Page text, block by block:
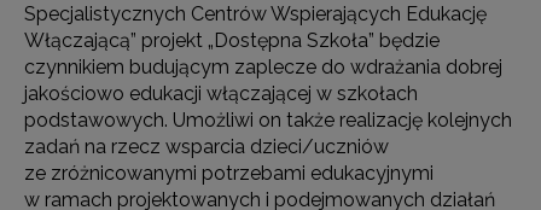
Specjalistycznych Centrów Wspierających Edukację
Włączającą” projekt „Dostępna Szkoła” będzie
czynnikiem budującym zaplecze do wdrażania dobrej
jakościowo edukacji włączającej w szkołach
podstawowych. Umożliwi on także realizację kolejnych
zadań na rzecz wsparcia dzieci/uczniów
ze zróżnicowanymi potrzebami edukacyjnymi
w ramach projektowanych i podejmowanych działań